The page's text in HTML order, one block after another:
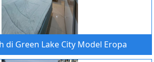
di Green Lake City Model Eropa